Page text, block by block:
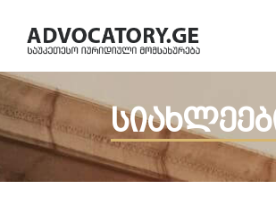
ᲛᲗᲐᲕᲐᲠᲘ
ᲩᲔᲛ ᲨᲔᲡᲐᲮᲔᲑ